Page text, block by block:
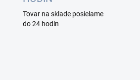
Tovar na sklade posielame
do 24 hodín